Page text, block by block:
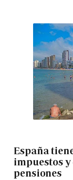
España
impuestos y
pensiones